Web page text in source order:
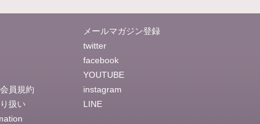
員規約
扱い
メールマガジン登録
twitter
facebook
YOUTUBE
instagram
LINE